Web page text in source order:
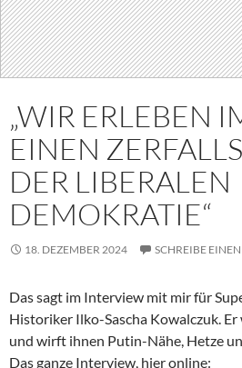
„WIR ERLEBEN
EINEN
DER LIBERALEN
DEMOKRATIE“
18. DEZEMBER 2024 SCHREIBE
Das sagt im Interview mit mir für
Historiker Ilko-Sascha Kowalczuk.
und wirft ihnen Putin-Nähe, Hetze
Das ganze Interview, hier online: